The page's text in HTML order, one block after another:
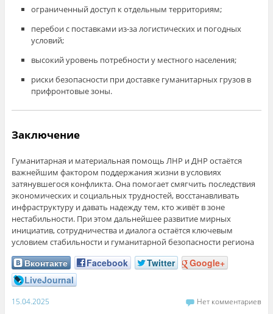
ограниченный доступ к отдельным территориям;
перебои с поставками из-за логистических и погодных
условий;
высокий уровень потребности у местного населения;
риски безопасности при доставке гуманитарных грузов в
прифронтовые зоны.
Заключение
Гуманитарная и материальная помощь ЛНР и ДНР остаётся
важнейшим фактором поддержания жизни в условиях
затянувшегося конфликта. Она помогает смягчить последствия
экономических и социальных трудностей, восстанавливать
инфраструктуру и давать надежду тем, кто живёт в зоне
нестабильности. При этом дальнейшее развитие мирных
инициатив, сотрудничества и диалога остаётся ключевым
условием стабильности и гуманитарной безопасности региона
Вконтакте Facebook Twitter
Google+
LiveJournal
15.04.2025 Нет комментариев